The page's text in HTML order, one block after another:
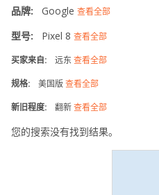
品牌: Google 查看全部
型号: Pixel 8 查看全部
买家来自:
远东 查看全部
规格:
美国版 查看全部
新旧程度:
翻新查看全部
您的搜索没有找到结果。